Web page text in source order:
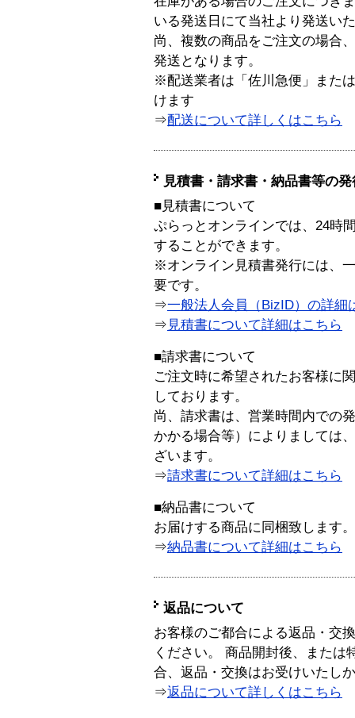
いる発送日にて当社より発送い
尚、複数の商品をご注文の場合
発送となります。
※配送業者は「佐川急便」また
けます
⇒配送について詳しくはこちら
見積書・請求書・納品書等の
■見積書について
ぷらっとオンラインでは、24時
することができます。
※オンライン見積書発行には、
要です。
⇒一般法人会員（BizID）の詳細
⇒ 見積書について詳細はこちら
■請求書について
ご注文時に希望されたお客様に
しております。
尚、請求書は、営業時間内での
かかる場合等）によりましては
ざいます。
⇒請求書について詳細はこちら
■納品書について
お届けする商品に同梱致します。
⇒納品書について詳細はこちら
返品について
お客様のご都合による返品・交
ください。 商品開封後、または
合、返品・交換はお受けいたし
⇒返品について詳しくはこちら